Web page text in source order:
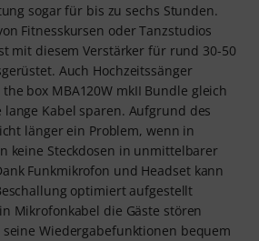
sogar für bis zu sechs Stunden.
Fitnesskursen oder Tanzstudios
mit diesem Verstärker für rund 30-50
Auch Hochzeitssänger
box MBA120W mkII Bundle gleich
lange Kabel sparen. Aufgrund des
länger ein Problem, wenn in
keine Steckdosen in unmittelbarer
Funkmikrofon und Headset kann
optimiert aufgestellt
Mikrofonkabel die Gäste stören
Wiedergabefunktionen bequem